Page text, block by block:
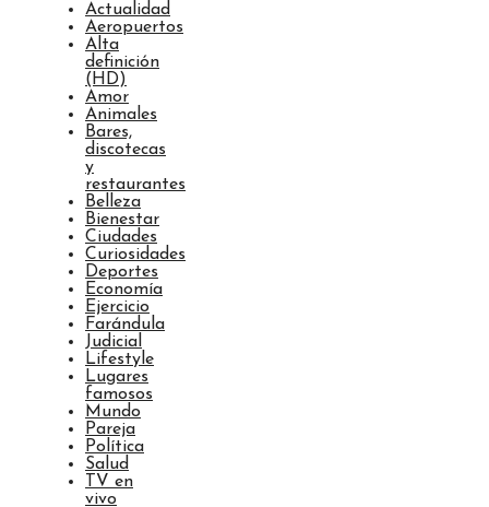
Actualidad
Aeropuertos
Alta
definición
(HD)
Amor
Animales
Bares,
discotecas
y
restaurantes
Belleza
Bienestar
Ciudades
Curiosidades
Deportes
Economía
Ejercicio
Farándula
Judicial
Lifestyle
Lugares
famosos
Mundo
Pareja
Política
Salud
TV en
vivo